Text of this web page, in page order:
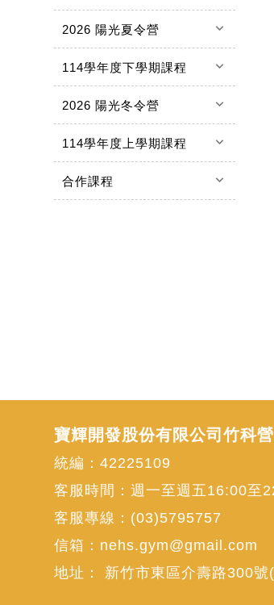
2026 陽光夏令營 keyboard_arrow_down
114學年度下學期課程 keyboard_arrow_down
2026 陽光冬令營 keyboard_arrow_down
114學年度上學期課程 keyboard_arrow_down
合作課程 keyboard_arrow_down
寶輝開發股份有限公司竹科
統編：42225109
客服時間：週一至週五16:00至
客服專線： (03)5795757
信箱： nehs.gym@gmail.com
地址： 新竹市東區介壽路300